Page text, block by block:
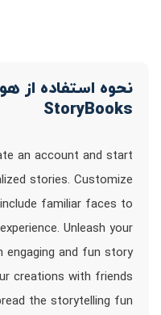
نحوه استفاده از
StoryBooks
an account and start
stories. Customize
familiar faces to
Unleash your
engaging and fun story
creations with friends
the storytelling fun